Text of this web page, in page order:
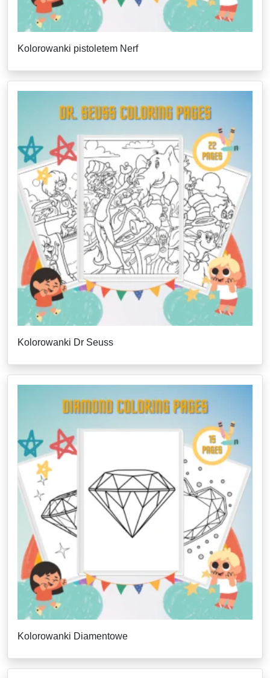
Kolorowanki pistoletem Nerf
Kolorowanki Dr Seuss
Kolorowanki Diamentowe